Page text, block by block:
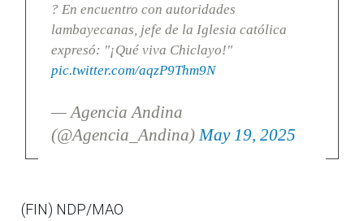
? En encuentro con autoridades
lambayecanas, jefe de la Iglesia católica
expresó: "¡Qué viva Chiclayo!"
pic.twitter.com/aqzP9Thm9N
— Agencia Andina
(@Agencia_Andina)May 19, 2025
(FIN) NDP/MAO